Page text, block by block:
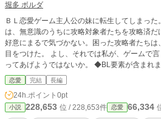
堀多 ボルダ
ＢＬ恋愛ゲーム主人公の妹に転生してしまっ
は、無意識のうちに攻略対象者たちを攻略済
好意にまるで気づかない。困った攻略者たち
目をつけた。 よし、それでは私が、ゲームで
ってあげようではないか。 ◆BL要素が含まれます。苦手な方はご注意くださ
い。 ◆現代日本と非常によく似た別の世界が舞
係ありません。本当に一切関係ありません。 ◆
恋愛 完結 長編
24h.ポイント 0pt
小説 228,653 位 / 228,653件 恋愛 66,334